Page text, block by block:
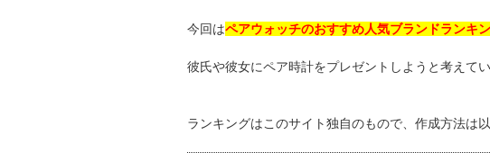
今回はペアウォッチのおすすめ人気ブランドランキ
彼氏や彼女にペア時計をプレゼントしようと考えて
ランキングはこのサイト独自のもので、作成方法は以